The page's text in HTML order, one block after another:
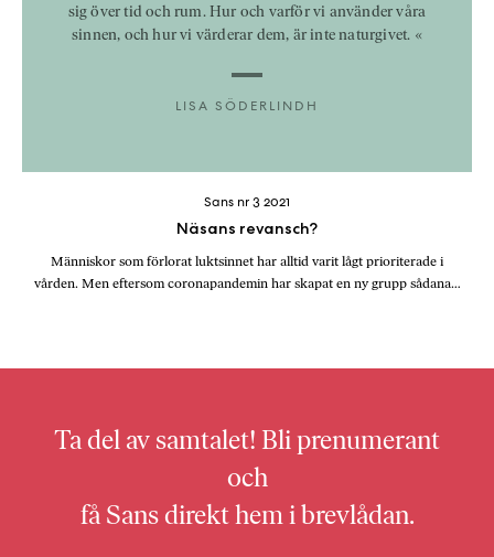
sig över tid och rum. Hur och varför vi använder våra
sinnen, och hur vi värderar dem, är inte naturgivet. «
LISA SÖDERLINDH
Näsans revansch?
Sans nr 3 2021
Människor som förlorat luktsinnet har alltid varit lågt prioriterade i
vården. Men eftersom coronapandemin har skapat en ny grupp sådana…
Ta del av samtalet! Bli prenumerant
och
få Sans direkt hem i brevlådan.